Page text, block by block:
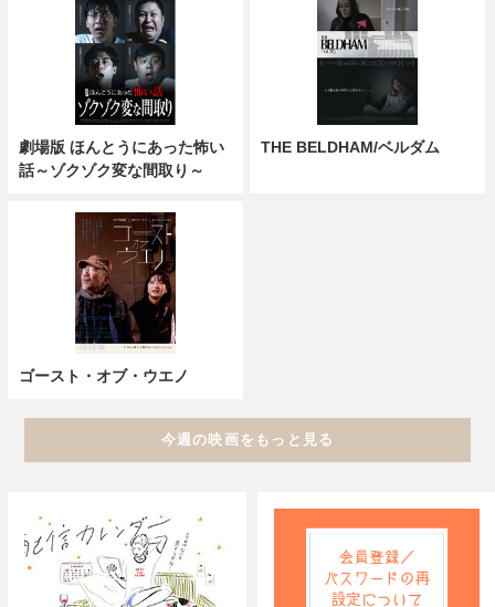
劇場版 ほんとうにあった怖い
話～ゾクゾク変な間取り～
THE BELDHAM/ベルダム
ゴースト・オブ・ウエノ
今週の映画をもっと見る